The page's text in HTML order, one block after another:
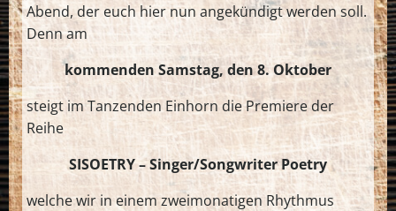
Abend, der euch hier nun angekündigt werden soll.
Denn am
kommenden Samstag, den 8. Oktober
steigt im Tanzenden Einhorn die Premiere der
Reihe
SISOETRY – Singer/Songwriter Poetry
welche wir in einem zweimonatigen Rhythmus